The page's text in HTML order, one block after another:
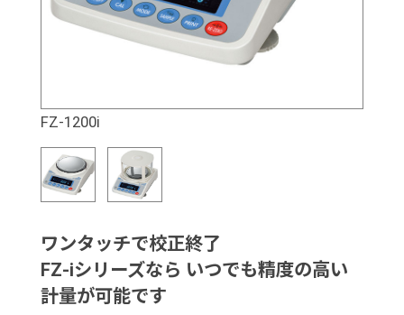
FZ-1200i
ワンタッチで校正終了
FZ-iシリーズなら いつでも精度の高い
計量が可能です